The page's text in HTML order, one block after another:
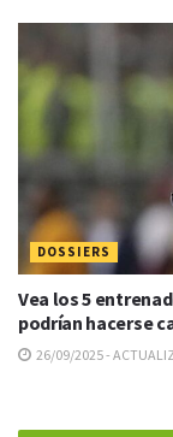
DOSSIERS
Vea los 5
podrían hacerse
26/09/2025 -